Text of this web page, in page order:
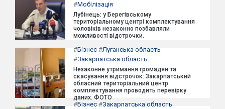
#Мобілізація
Лубінець: у Берегівському
територіальному центрі комплектування
чоловіків незаконно позбавляли
можливості відстрочки.
#Бізнес #Луганська область
#Закарпатська область
Незаконне утримання громадян та
скасування відстрочок: Закарпатський
обласний територіальний центр
комплектування проводить перевірку
даних. ФОТО
#Бізнес #Закарпатська область